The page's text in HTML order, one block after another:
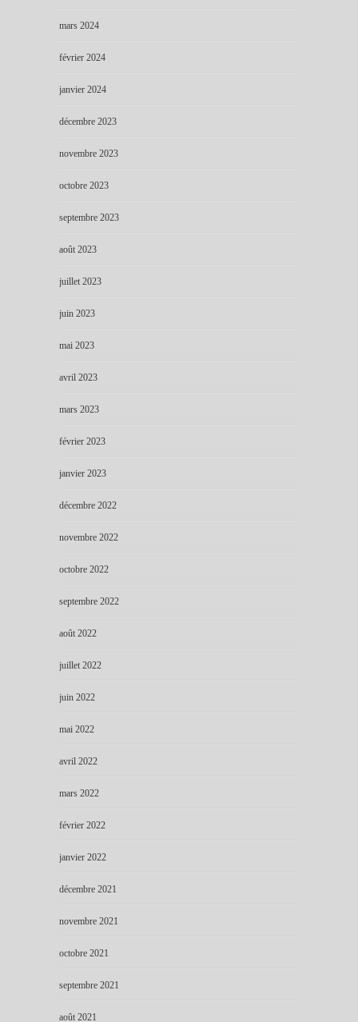
mars 2024
février 2024
janvier 2024
décembre 2023
novembre 2023
octobre 2023
septembre 2023
août 2023
juillet 2023
juin 2023
mai 2023
avril 2023
mars 2023
février 2023
janvier 2023
décembre 2022
novembre 2022
octobre 2022
septembre 2022
août 2022
juillet 2022
juin 2022
mai 2022
avril 2022
mars 2022
février 2022
janvier 2022
décembre 2021
novembre 2021
octobre 2021
septembre 2021
août 2021